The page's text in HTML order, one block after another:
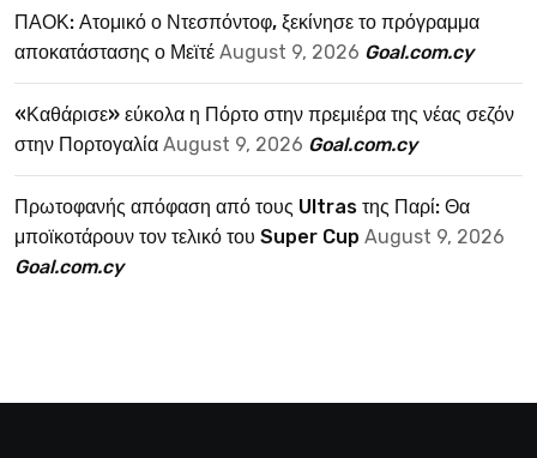
ΠΑΟΚ: Ατομικό ο Ντεσπόντοφ, ξεκίνησε το πρόγραμμα
αποκατάστασης ο Μεϊτέ August 9, 2026 Goal.com.cy
«Καθάρισε» εύκολα η Πόρτο στην πρεμιέρα της νέας σεζόν
στην Πορτογαλία August 9, 2026 Goal.com.cy
Πρωτοφανής απόφαση από τους Ultras της Παρί: Θα
μποϊκοτάρουν τον τελικό του Super Cup August 9, 2026
Goal.com.cy